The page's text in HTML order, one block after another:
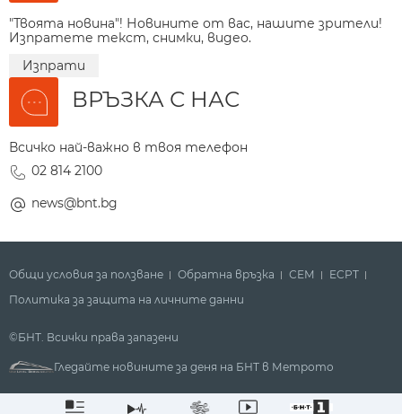
"Твоята новина"! Новините от вас, нашите зрители!
Изпратете текст, снимки, видео.
Изпрати
ВРЪЗКА С НАС
Всичко най-важно в твоя телефон
02 814 2100
news@bnt.bg
Общи условия за ползване Обратна връзка СЕМ
ECPT
Политика за защита на личните данни
©БНТ. Всички права запазени
Гледайте новините за деня на БНТ в Метрото